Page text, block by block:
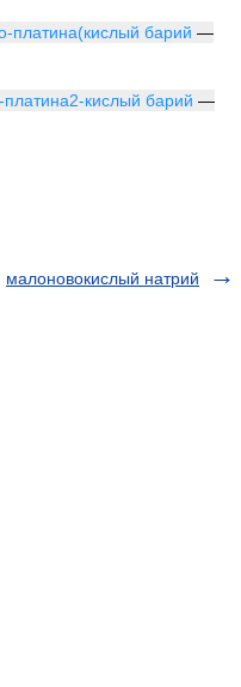
платина(кислый барий —
кислый барий —
малоновокислый натрий